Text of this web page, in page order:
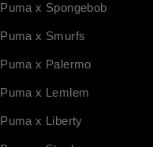
Puma x Spongebob
Puma x Smurfs
Puma x Palermo
Puma x Lemlem
Puma x Liberty